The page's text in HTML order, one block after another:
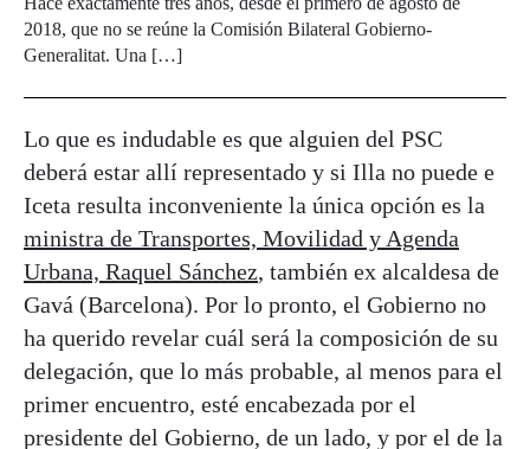
2018, que no se reúne la Comisión Bilateral Gobierno-
Generalitat. Una […]
Lo que es indudable es que alguien del PSC
deberá estar allí representado y si Illa no puede e
Iceta resulta inconveniente la única opción es la
ministra de Transportes, Movilidad y Agenda
Urbana, Raquel Sánchez, también ex alcaldesa de
Gavá (Barcelona). Por lo pronto, el Gobierno no
ha querido revelar cuál será la composición de su
delegación, que lo más probable, al menos para el
primer encuentro, esté encabezada por el
presidente del Gobierno, de un lado, y por el de la